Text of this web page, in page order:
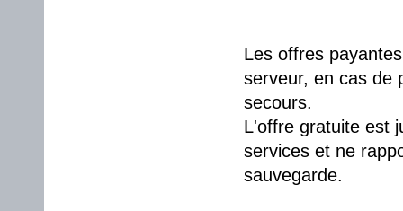
Les offres
serveur, en cas de
secours.
L'offre gratuite est
services et ne
sauvegarde.